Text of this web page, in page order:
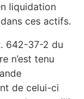
liquidation
ces actifs.
642-37-2 du
n’est tenu
de celui-ci